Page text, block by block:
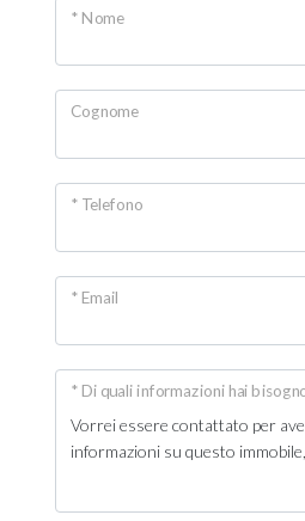
* Nome
Cognome
* Telefono
* Email
* Di quali informazioni hai
Lusso